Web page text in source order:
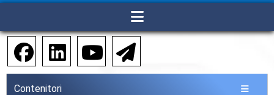
Contenitori